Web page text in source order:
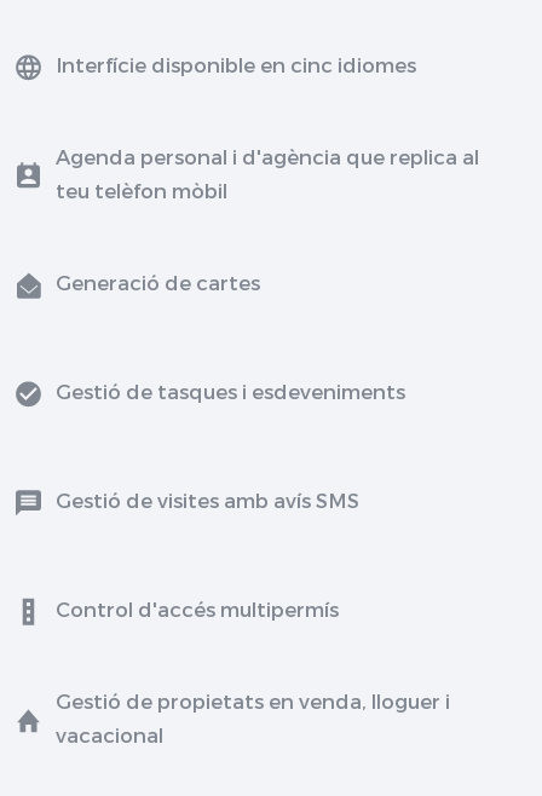
Interfície disponible en cinc idiomes
Agenda personal i d'agència que replica al
teu telèfon mòbil
Generació de cartes
Gestió de tasques i esdeveniments
Gestió de visites amb avís SMS
Control d'accés multipermís
Gestió de propietats en venda, lloguer i
vacacional